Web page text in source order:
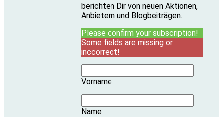
berichten Dir von neuen Aktionen,
Anbietern und Blogbeiträgen.
Please confirm your subscription!
Some fields are missing or
inccorrect!
Vorname
Name